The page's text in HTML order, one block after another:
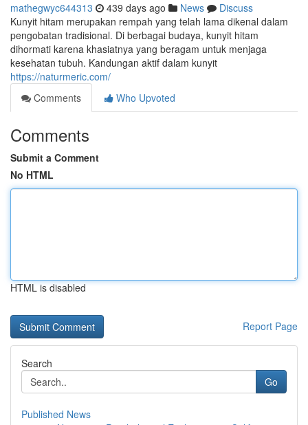
mathegwyc644313 439 days ago News
Discuss
Kunyit hitam merupakan rempah yang telah lama dikenal dalam
pengobatan tradisional. Di berbagai budaya, kunyit hitam
dihormati karena khasiatnya yang beragam untuk menjaga
kesehatan tubuh. Kandungan aktif dalam kunyit
https://naturmeric.com/
Comments
Who Upvoted
Comments
Submit a Comment
No HTML
HTML is disabled
Report Page
Search
Go
Published News